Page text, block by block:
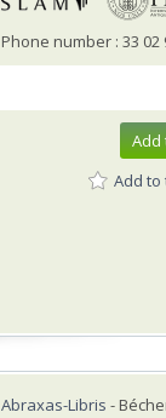
Phone number : 33 02
Add
Add to
Abraxas-Libris -